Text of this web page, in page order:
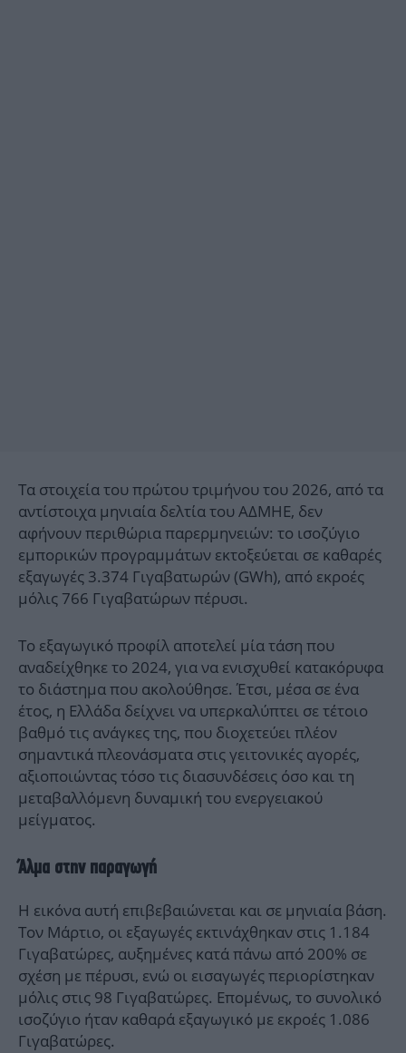
Τα στοιχεία του πρώτου τριμήνου του 2026, από τα
αντίστοιχα μηνιαία δελτία του ΑΔΜΗΕ, δεν
αφήνουν περιθώρια παρερμηνειών: το ισοζύγιο
εμπορικών προγραμμάτων εκτοξεύεται σε καθαρές
εξαγωγές 3.374 Γιγαβατωρών (GWh), από εκροές
μόλις 766 Γιγαβατώρων πέρυσι.
Το εξαγωγικό προφίλ αποτελεί μία τάση που
αναδείχθηκε το 2024, για να ενισχυθεί κατακόρυφα
το διάστημα που ακολούθησε. Έτσι, μέσα σε ένα
έτος, η Ελλάδα δείχνει να υπερκαλύπτει σε τέτοιο
βαθμό τις ανάγκες της, που διοχετεύει πλέον
σημαντικά πλεονάσματα στις γειτονικές αγορές,
αξιοποιώντας τόσο τις διασυνδέσεις όσο και τη
μεταβαλλόμενη δυναμική του ενεργειακού
μείγματος.
Άλμα στην παραγωγή
Η εικόνα αυτή επιβεβαιώνεται και σε μηνιαία βάση.
Τον Μάρτιο, οι εξαγωγές εκτινάχθηκαν στις 1.184
Γιγαβατώρες, αυξημένες κατά πάνω από 200% σε
σχέση με πέρυσι, ενώ οι εισαγωγές περιορίστηκαν
μόλις στις 98 Γιγαβατώρες. Επομένως, το συνολικό
ισοζύγιο ήταν καθαρά εξαγωγικό με εκροές 1.086
Γιγαβατώρες.